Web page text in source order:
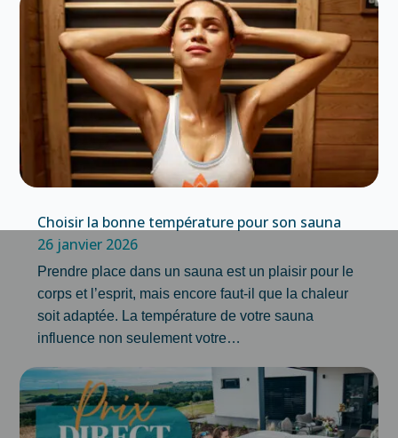
Choisir la bonne température pour son sauna
26 janvier 2026
Prendre place dans un sauna est un plaisir pour le
corps et l’esprit, mais encore faut-il que la chaleur
soit adaptée. La température de votre sauna
influence non seulement votre…